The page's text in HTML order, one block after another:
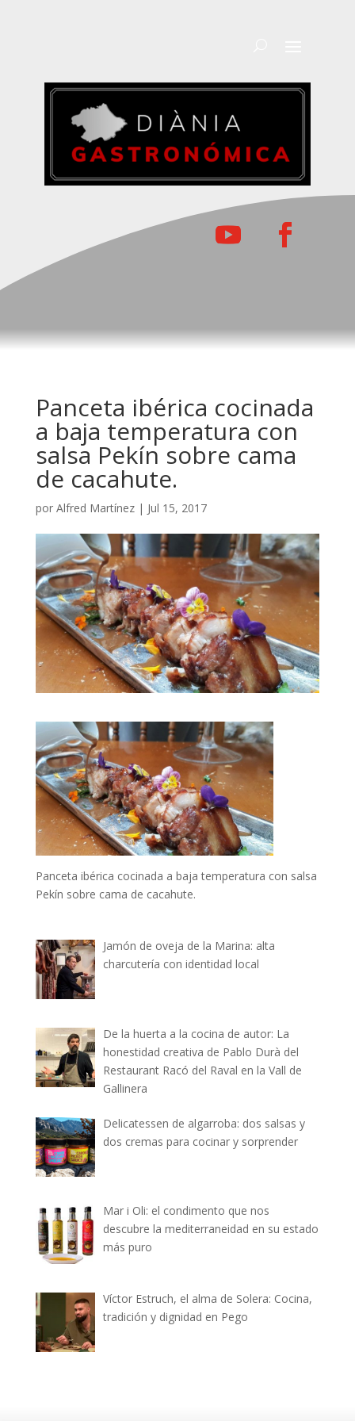
Panceta ibérica cocinada
a baja temperatura con
salsa Pekín sobre cama
de cacahute.
por Alfred Martínez| Jul 15, 2017
Panceta ibérica cocinada a baja temperatura con salsa
Pekín sobre cama de cacahute.
Jamón de oveja de la Marina: alta
charcutería con identidad local
De la huerta a la cocina de autor: La
honestidad creativa de Pablo Durà del
Restaurant Racó del Raval en la Vall de
Gallinera
Delicatessen de algarroba: dos salsas y
dos cremas para cocinar y sorprender
Mar i Oli: el condimento que nos
descubre la mediterraneidad en su estado
más puro
Víctor Estruch, el alma de Solera: Cocina,
tradición y dignidad en Pego